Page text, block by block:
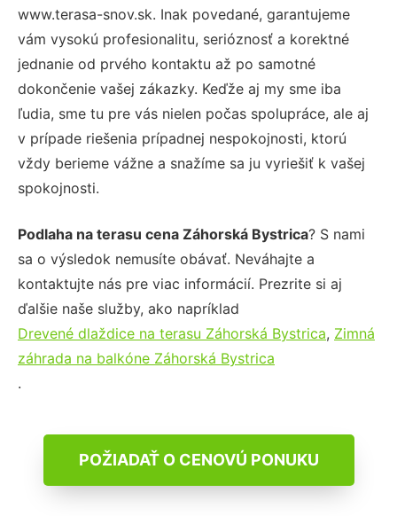
www.terasa-snov.sk. Inak povedané, garantujeme
vám vysokú profesionalitu, serióznosť a korektné
jednanie od prvého kontaktu až po samotné
dokončenie vašej zákazky. Keďže aj my sme iba
ľudia, sme tu pre vás nielen počas spolupráce, ale aj
v prípade riešenia prípadnej nespokojnosti, ktorú
vždy berieme vážne a snažíme sa ju vyriešiť k vašej
spokojnosti.
Podlaha na terasu cena Záhorská Bystrica? S nami
sa o výsledok nemusíte obávať. Neváhajte a
kontaktujte nás pre viac informácií. Prezrite si aj
ďalšie naše služby, ako napríklad
Drevené dlaždice na terasu Záhorská Bystrica, Zimná
záhrada na balkóne Záhorská Bystrica
.
POŽIADAŤ O CENOVÚ PONUKU